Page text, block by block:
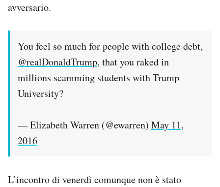
avversario.
You feel so much for people with college debt,
@realDonaldTrump, that you raked in
millions scamming students with Trump
University?
— Elizabeth Warren (@ewarren) May 11,
2016
L’incontro di venerdì comunque non è stato